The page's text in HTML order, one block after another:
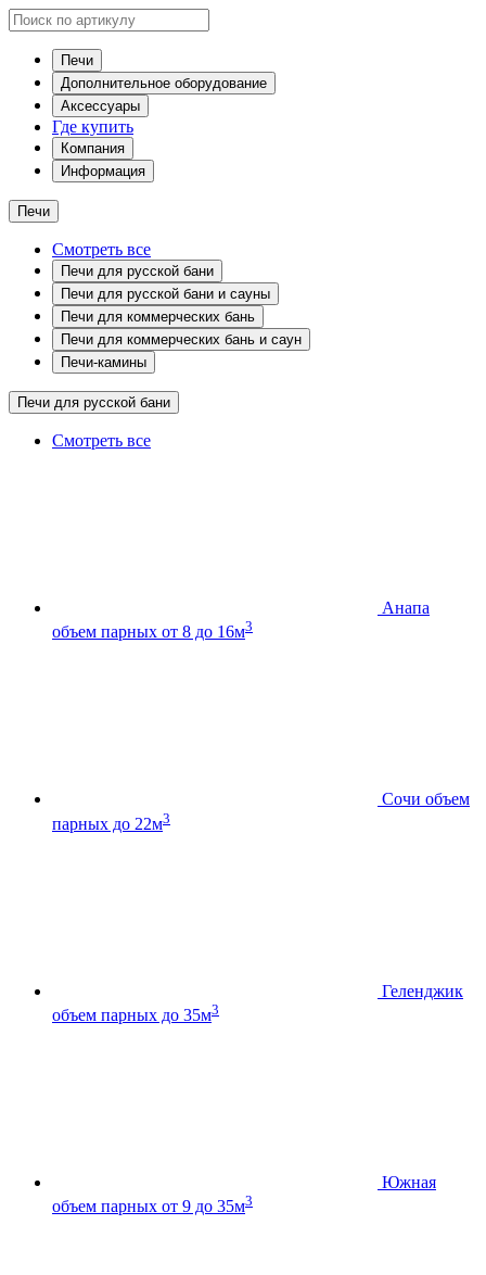
Печи
Дополнительное оборудование
Аксессуары
Где купить
Компания
Информация
Печи
Смотреть все
Печи для русской бани
Печи для русской бани и сауны
Печи для коммерческих бань
Печи для коммерческих бань и саун
Печи-камины
Печи для русской бани
Смотреть все
Анапа
объем парных от 8 до 16м3
Сочи объем
парных до 22м3
Геленджик
объем парных до 35м3
Южная
объем парных от 9 до 35м3